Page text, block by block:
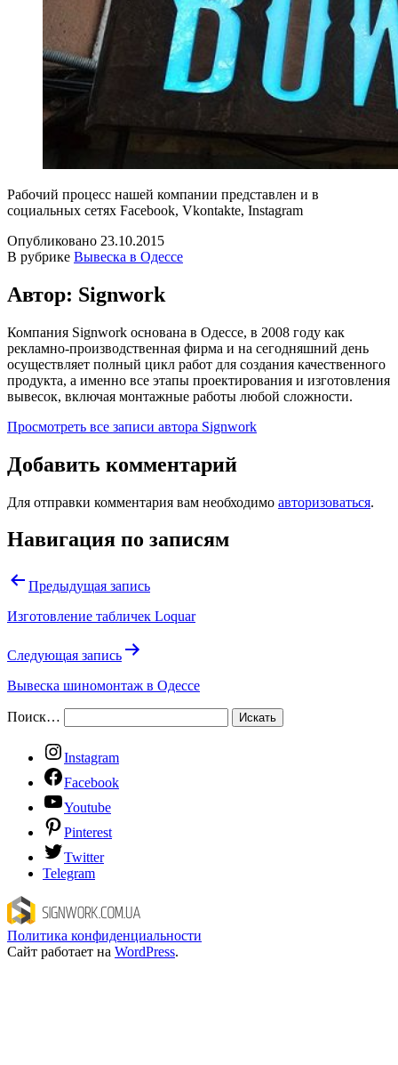
Рабочий процесс нашей компании представлен и в
социальных сетях Facebook, Vkontakte, Instagram
Опубликовано 23.10.2015
В рубрике Вывеска в Одессе
Автор: Signwork
Компания Signwork основана в Одессе, в 2008 году как
рекламно-производственная фирма и на сегодняшний день
осуществляет полный цикл работ для создания качественного
продукта, а именно все этапы проектирования и изготовления
вывесок, включая монтажные работы любой сложности.
Просмотреть все записи автора Signwork
Добавить комментарий
Для отправки комментария вам необходимо авторизоваться.
Навигация по записям
Предыдущая запись
Изготовление табличек Loquar
Следующая запись
Вывеска шиномонтаж в Одессе
Поиск…
Instagram
Facebook
Youtube
Pinterest
Twitter
Telegram
Политика конфиденциальности
Сайт работает на WordPress.